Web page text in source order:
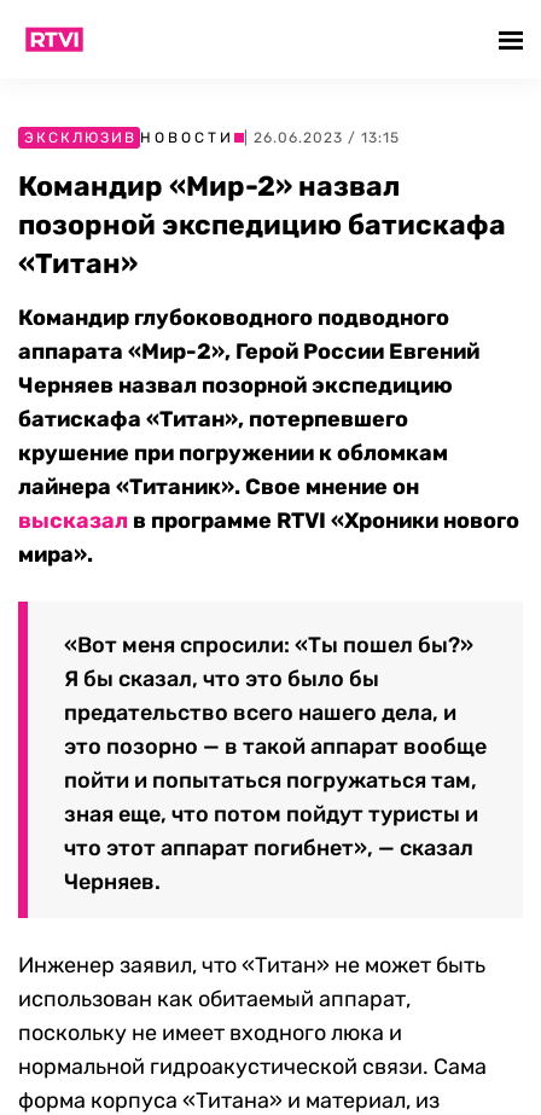
ЭКСКЛЮЗИВ НОВОСТИ | 26.06.2023 / 13:15
Командир «Мир-2» назвал
позорной экспедицию батискафа
«Титан»
Командир глубоководного подводного
аппарата «Мир-2», Герой России Евгений
Черняев назвал позорной экспедицию
батискафа «Титан», потерпевшего
крушение при погружении к обломкам
лайнера «Титаник». Свое мнение он
высказал в программе RTVI «Хроники нового
мира».
«Вот меня спросили: «Ты пошел бы?»
Я бы сказал, что это было бы
предательство всего нашего дела, и
это позорно — в такой аппарат вообще
пойти и попытаться погружаться там,
зная еще, что потом пойдут туристы и
что этот аппарат погибнет», — сказал
Черняев.
Инженер заявил, что «Титан» не может быть
использован как обитаемый аппарат,
поскольку не имеет входного люка и
нормальной гидроакустической связи. Сама
форма корпуса «Титана» и материал, из